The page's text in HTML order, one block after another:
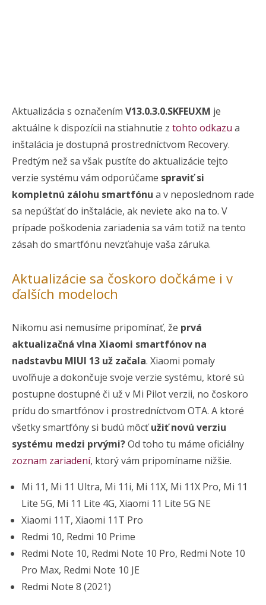
Aktualizácia s označením V13.0.3.0.SKFEUXM je
aktuálne k dispozícii na stiahnutie z tohto odkazu a
inštalácia je dostupná prostredníctvom Recovery.
Predtým než sa však pustíte do aktualizácie tejto
verzie systému vám odporúčame spraviť si
kompletnú zálohu smartfónu a v neposlednom rade
sa nepúšťať do inštalácie, ak neviete ako na to. V
prípade poškodenia zariadenia sa vám totiž na tento
zásah do smartfónu nevzťahuje vaša záruka.
Aktualizácie sa čoskoro dočkáme i v
ďalších modeloch
Nikomu asi nemusíme pripomínať, že prvá
aktualizačná vlna Xiaomi smartfónov na
nadstavbu MIUI 13 už začala. Xiaomi pomaly
uvoľňuje a dokončuje svoje verzie systému, ktoré sú
postupne dostupné či už v Mi Pilot verzii, no čoskoro
prídu do smartfónov i prostredníctvom OTA. A ktoré
všetky smartfóny si budú môcťužiť novú verziu
systému medzi prvými?Od toho tu máme oficiálny
zoznam zariadení, ktorý vám pripomíname nižšie.
Mi 11, Mi 11 Ultra, Mi 11i, Mi 11X, Mi 11X Pro, Mi 11
Lite 5G, Mi 11 Lite 4G, Xiaomi 11 Lite 5G NE
Xiaomi 11T, Xiaomi 11T Pro
Redmi 10, Redmi 10 Prime
Redmi Note 10, Redmi Note 10 Pro, Redmi Note 10
Pro Max, Redmi Note 10 JE
Redmi Note 8 (2021)